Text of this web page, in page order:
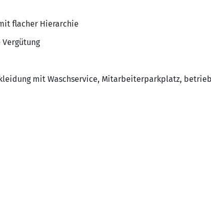
flacher Hierarchie
mit Waschservice, Mitarbeiterparkplatz,